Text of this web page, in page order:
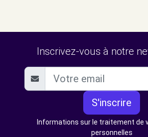
Inscrivez-vous à notre
S'inscrire
Informations sur le traitement de
personnelles